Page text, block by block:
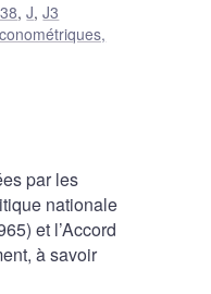
,J,J3
par les
nationale
et l’Accord
à savoir